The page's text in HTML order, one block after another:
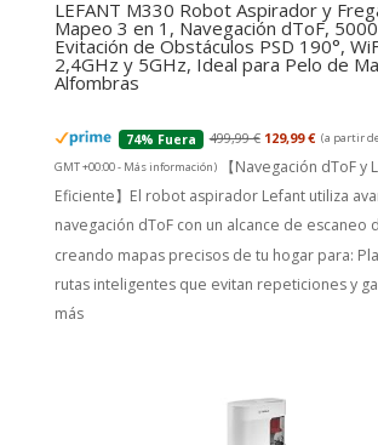
LEFANT M330 Robot Aspirador y
Mapeo 3 en 1, Navegación dToF,
Evitación de Obstáculos PSD 190°,
2,4GHz y 5GHz, Ideal para Pelo de
Alfombras
74% Fuera 499,99 € 129,99 € (a partir
GMT +00:00 - Más información)
【Navegación dToF y
Eficiente】El robot aspirador Lefant utiliza
navegación dToF con un alcance de escaneo
creando mapas precisos de tu hogar para:
rutas inteligentes que evitan repeticiones y
más